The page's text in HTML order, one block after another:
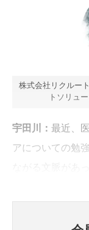
株式会社リクルー
トソリュ
宇田川： 最近、
アについての勉